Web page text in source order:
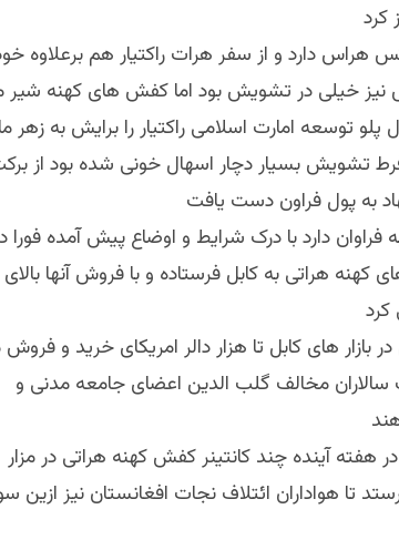
کرد
هراس دارد و از سفر هرات راکتیار هم برعلاوه
خیلی در تشویش بود اما کفش های کهنه شیر
توسعه امارت اسلامی راکتیار را برایش به زهر
بسیار دچار اسهال خونی شده بود از
به پول فراون دست یافت
فراوان دارد با درک شرایط و اوضاع پیش آمده
هراتی به کابل فرستاده و با فروش آنها
کرد
های کابل تا هزار دالر امریکای خرید و
سالاران مخالف گلب الدین اعضای جامعه مدنی و
آینده چند کانتینر کفش کهنه هراتی در مزار
تا هواداران ائتلاف نجات افغانستان نیز ازین